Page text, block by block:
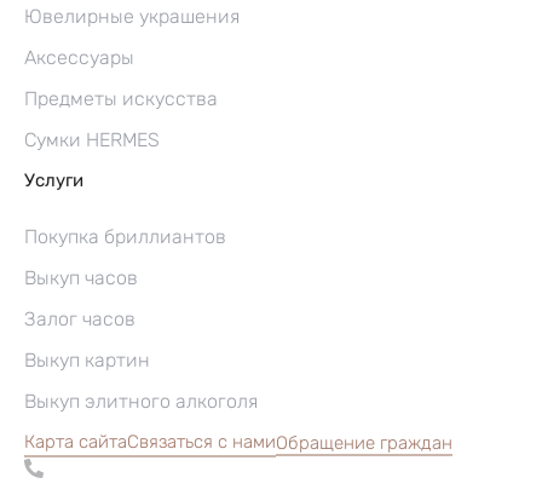
Ювелирные украшения
Аксессуары
Предметы искусства
Сумки HERMES
Услуги
Покупка бриллиантов
Выкуп часов
Залог часов
Выкуп картин
Выкуп элитного алкоголя
Карта сайтаСвязаться с намиОбращение граждан